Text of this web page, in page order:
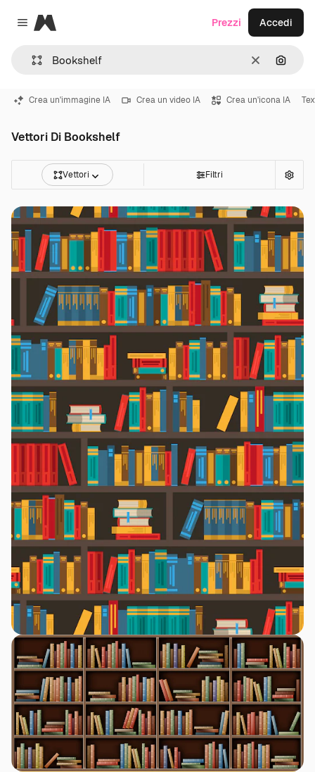
Close menu
Magnific
CancellaCerca
Prezzi Accedi
Crea un'immagine IA Crea un video IA Crea un'icona IA
Vettori Di Bookshelf
Vettori Filtri